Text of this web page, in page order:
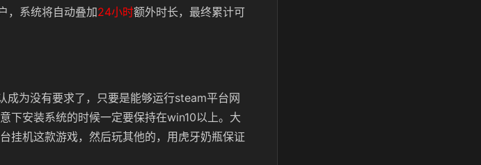
，系统将自动叠加24小时额外时长，最终累计可
为没有要求了，只要是能够运行steam平台网
下安装系统的时候一定要保持在win10以上。大
挂机这款游戏，然后玩其他的，用虎牙奶瓶保证